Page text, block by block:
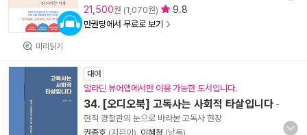
미리읽기
21,500원 (1,070원) 9.8
만권당에서 무료로 보기
대여
알라딘 뷰어앱에서만 이용 가능한 도서입니다.
34. [오디오북] 고독사는 사회적 타살입니다 -
현직 경찰관의 눈으로 바라본 고독사 현장
권종호 (지은이), 이혜정 (낭독)